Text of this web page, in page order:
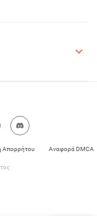
Απορρήτου Αναφορά DMCA